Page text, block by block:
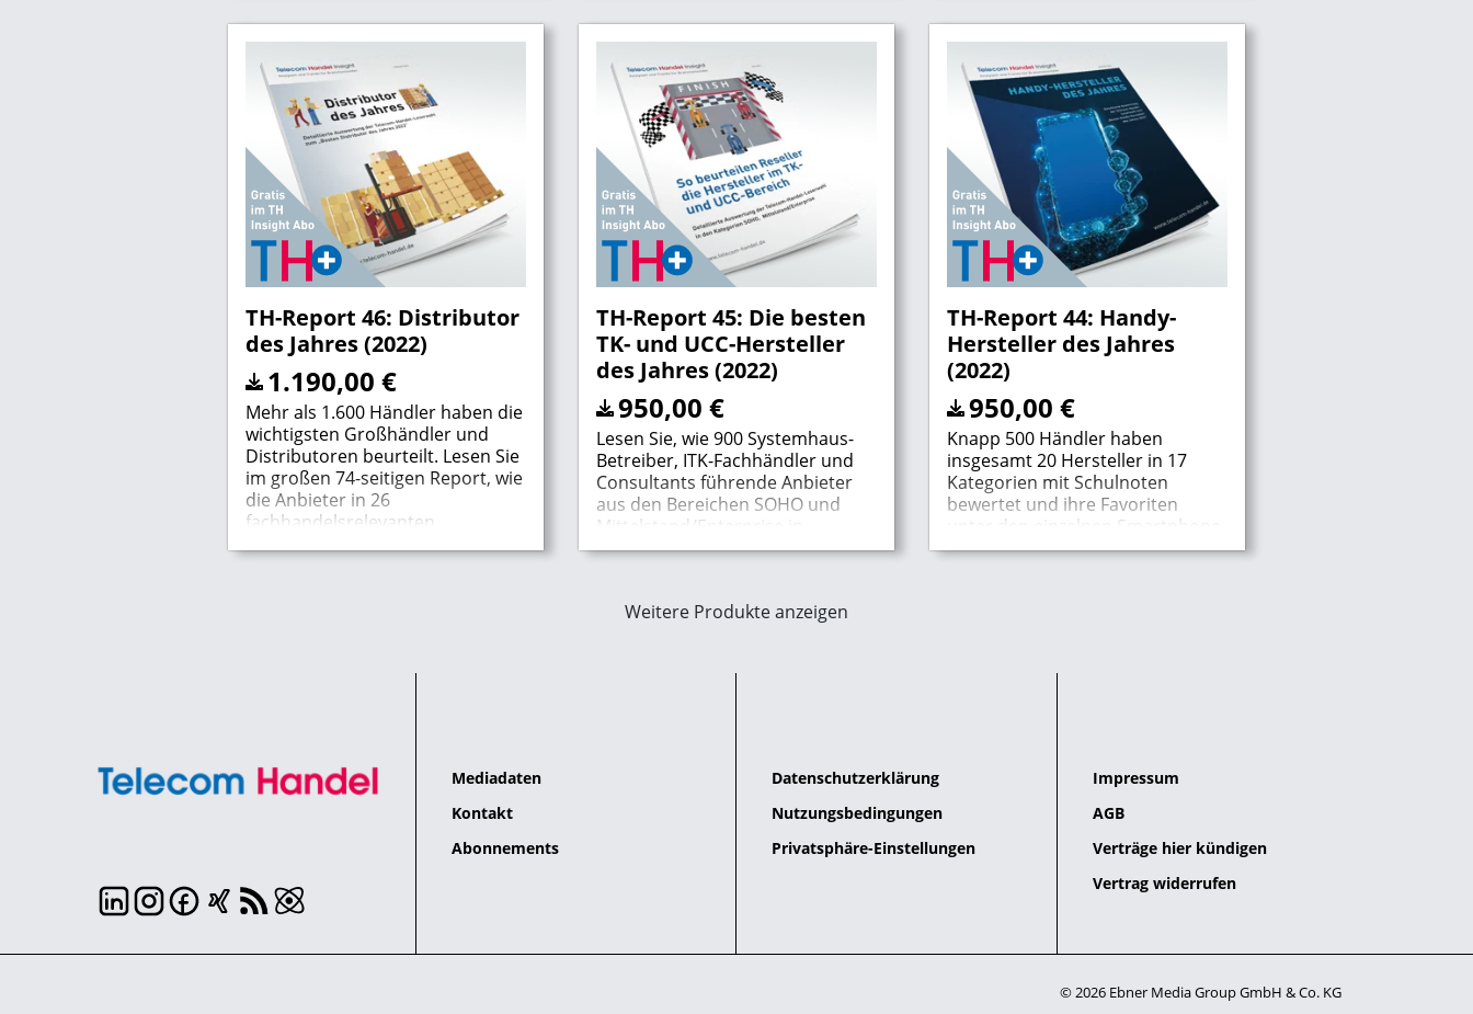
benotet haben.
TH-Report 46: Distributor
des Jahres (2022)
1.190,00 €
Mehr als 1.600 Händler haben die
wichtigsten Großhändler und
Distributoren beurteilt. Lesen Sie
im großen 74-seitigen Report, wie
die Anbieter in 26
fachhandelsrelevanten
TH-Report 45: Die besten
TK- und UCC-Hersteller
des Jahres (2022)
950,00 €
Lesen Sie, wie 900 Systemhaus-
Betreiber, ITK-Fachhändler und
Consultants führende Anbieter
aus den Bereichen SOHO und
Mittelstand/Enterprise in
insgesamt 17 Einzelkategorien
TH-Report 44: Handy-
Hersteller des Jahres
(2022)
950,00 €
Knapp 500 Händler haben
insgesamt 20 Hersteller in 17
Kategorien mit Schulnoten
bewertet und ihre Favoriten
unter den einzelnen Smartphone-
und Tablet-Modellen gewählt.
Weitere Produkte anzeigen
Mediadaten
Kontakt
Abonnements
Datenschutzerklärung
Nutzungsbedingungen
Privatsphäre-Einstellungen
Impressum
AGB
Verträge hier kündigen
Vertrag widerrufen
© 2026 Ebner Media Group GmbH & Co. KG